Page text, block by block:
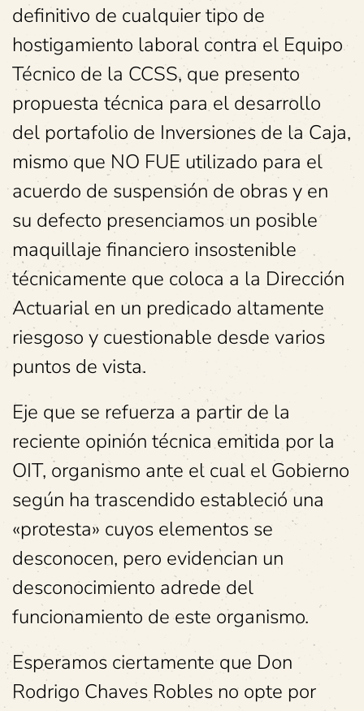
definitivo de cualquier tipo de
hostigamiento laboral contra el Equipo
Técnico de la CCSS, que presento
propuesta técnica para el desarrollo
del portafolio de Inversiones de la Caja,
mismo que NO FUE utilizado para el
acuerdo de suspensión de obras y en
su defecto presenciamos un posible
maquillaje financiero insostenible
técnicamente que coloca a la Dirección
Actuarial en un predicado altamente
riesgoso y cuestionable desde varios
puntos de vista.
Eje que se refuerza a partir de la
reciente opinión técnica emitida por la
OIT, organismo ante el cual el Gobierno
según ha trascendido estableció una
«protesta» cuyos elementos se
desconocen, pero evidencian un
desconocimiento adrede del
funcionamiento de este organismo.
Esperamos ciertamente que Don
Rodrigo Chaves Robles no opte por